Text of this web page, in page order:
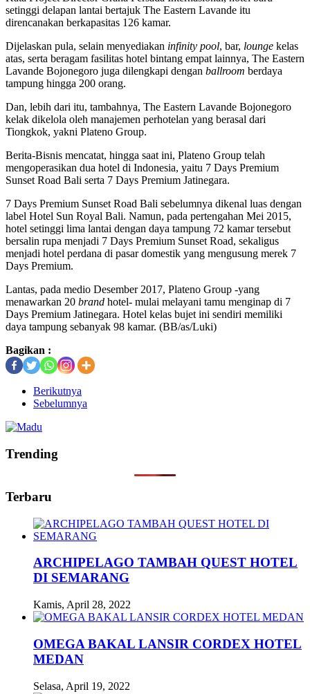
setinggi delapan lantai bertajuk The Eastern Lavande itu
direncanakan berkapasitas 126 kamar.
Dijelaskan pula, selain menyediakan infinity pool, bar, lounge kelas
atas, serta beragam fasilitas hotel bintang empat lainnya, The Eastern
Lavande Bojonegoro juga dilengkapi dengan ballroom berdaya
tampung hingga 200 orang.
Dan, lebih dari itu, tambahnya, The Eastern Lavande Bojonegoro
kelak dikelola oleh manajemen perhotelan yang berasal dari
Tiongkok, yakni Plateno Group.
Berita-Bisnis mencatat, hingga saat ini, Plateno Group telah
mengoperasikan dua hotel di Indonesia, yaitu 7 Days Premium
Sunset Road Bali serta 7 Days Premium Jatinegara.
7 Days Premium Sunset Road Bali sebelumnya dikenal luas dengan
label Hotel Sun Royal Bali. Namun, pada pertengahan Mei 2015,
hotel setinggi lima lantai dengan daya tampung 72 kamar tersebut
bersalin rupa menjadi 7 Days Premium Sunset Road, sekaligus
menjadi hotel perdana di pasar domestik yang mengusung merek 7
Days Premium.
Lantas, pada medio Desember 2017, Plateno Group -yang
menawarkan 20 brand hotel- mulai melayani tamu menginap di 7
Days Premium Jatinegara. Hotel kelas bujet ini sendiri memiliki
daya tampung sebanyak 98 kamar. (BB/as/Luki)
Bagikan :
Berikutnya
Sebelumnya
Trending
Terbaru
ARCHIPELAGO TAMBAH QUEST HOTEL
DI SEMARANG
Kamis, April 28, 2022
OMEGA BAKAL LANSIR CORDEX HOTEL
MEDAN
Selasa, April 19, 2022